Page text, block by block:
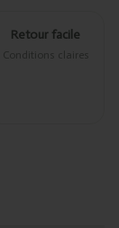
Retour facile
Conditions claires